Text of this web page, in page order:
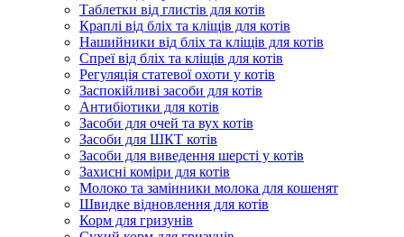
Таблетки від глистів для котів
Краплі від бліх та кліщів для котів
Нашийники від бліх та кліщів для котів
Спреї від бліх та кліщів для котів
Регуляція статевої охоти у котів
Заспокійливі засоби для котів
Антибіотики для котів
Засоби для очей та вух котів
Засоби для ШКТ котів
Засоби для виведення шерсті у котів
Захисні коміри для котів
Молоко та замінники молока для кошенят
Швидке відновлення для котів
Корм для гризунів